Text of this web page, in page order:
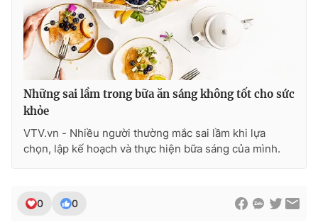
Những sai lầm trong bữa ăn sáng không tốt cho sức
khỏe
VTV.vn - Nhiều người thường mắc sai lầm khi lựa
chọn, lập kế hoạch và thực hiện bữa sáng của mình.
0 0